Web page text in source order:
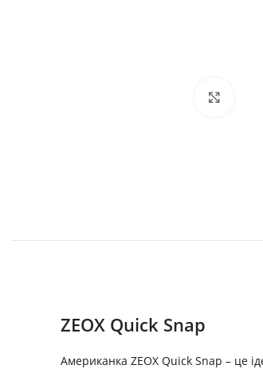
ZEOX Quick Snap
Американка ZEOX Quick Snap – це